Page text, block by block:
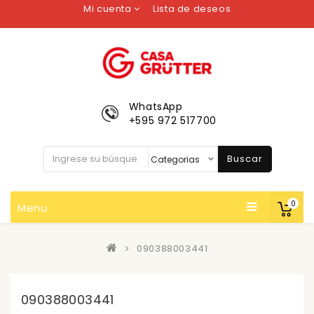
Mi cuenta Lista de deseos
0
WhatsApp
+595 972 517700
Buscar
Menu
090388003441
090388003441